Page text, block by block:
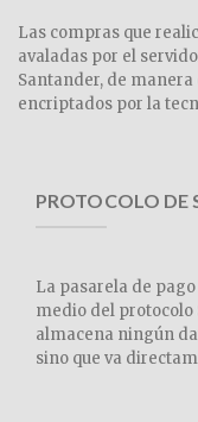
Las compras que
avaladas por el
Santander, de
encriptados por la
PROTOCOLO DE
La pasarela de
medio del protocolo
almacena ningún
sino que va